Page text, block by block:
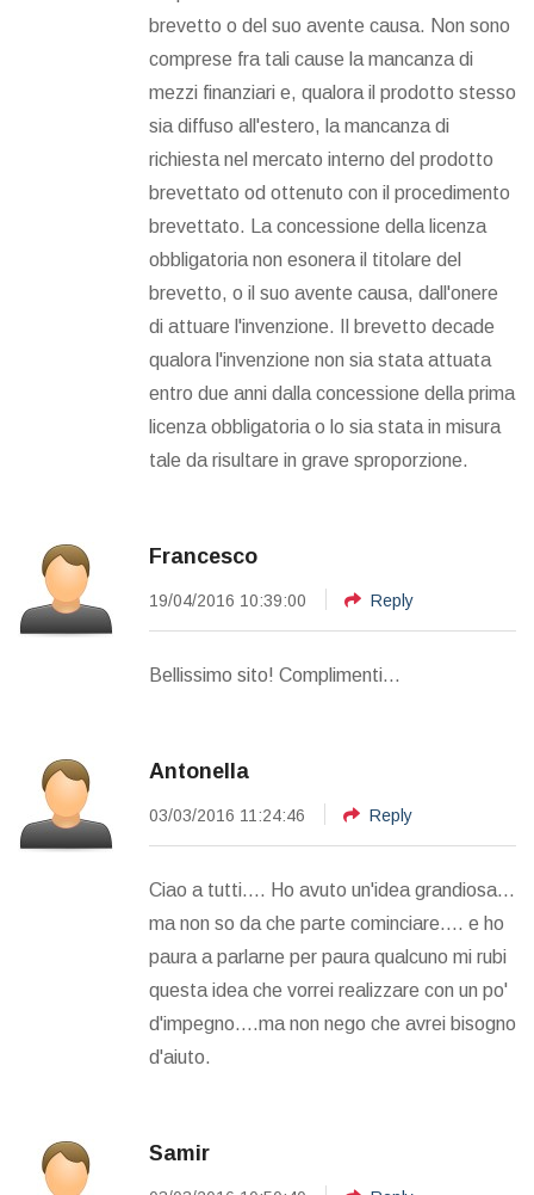
brevetto o del suo avente causa. Non sono
comprese fra tali cause la mancanza di
mezzi finanziari e, qualora il prodotto stesso
sia diffuso all'estero, la mancanza di
richiesta nel mercato interno del prodotto
brevettato od ottenuto con il procedimento
brevettato. La concessione della licenza
obbligatoria non esonera il titolare del
brevetto, o il suo avente causa, dall'onere
di attuare l'invenzione. Il brevetto decade
qualora l'invenzione non sia stata attuata
entro due anni dalla concessione della prima
licenza obbligatoria o lo sia stata in misura
tale da risultare in grave sproporzione.
Francesco
19/04/2016 10:39:00 Reply
Bellissimo sito! Complimenti...
Antonella
03/03/2016 11:24:46 Reply
Ciao a tutti.... Ho avuto un'idea grandiosa...
ma non so da che parte cominciare.... e ho
paura a parlarne per paura qualcuno mi rubi
questa idea che vorrei realizzare con un po'
d'impegno....ma non nego che avrei bisogno
d'aiuto.
Samir